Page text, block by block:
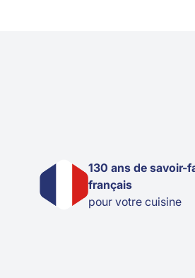
130 ans de savoir-
français
pour votre cuisine